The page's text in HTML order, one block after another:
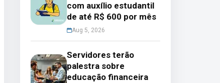
com auxílio estudantil
de até R$ 600 por mês
Aug 5, 2026
Servidores terão
palestra sobre
educação financeira